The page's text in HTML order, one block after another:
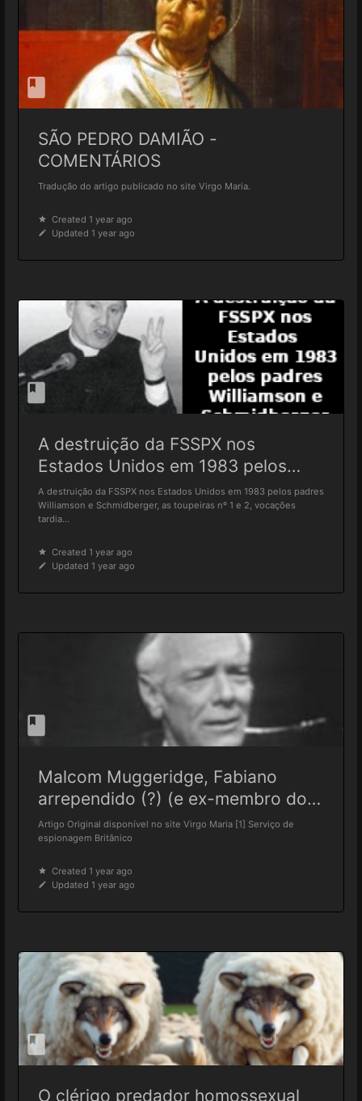
SÃO PEDRO DAMIÃO -
COMENTÁRIOS
Tradução do artigo publicado no site Virgo Maria.
Created 1 year ago
Updated 1 year ago
A destruição da FSSPX nos
Estados Unidos em 1983 pelos
padres Williamson e Schmidberger
A destruição da FSSPX nos Estados Unidos em 1983 pelos padres
Williamson e Schmidberger, as toupeiras nº 1 e 2, vocações
tardia...
Created 1 year ago
Updated 1 year ago
Malcom Muggeridge, Fabiano
arrependido (?) (e ex-membro do
MI6), Mentor de Dom Richard
Williamson
Artigo Original disponível no site Virgo Maria [1] Serviço de
espionagem Britânico
Created 1 year ago
Updated 1 year ago
O clérigo predador homossexual